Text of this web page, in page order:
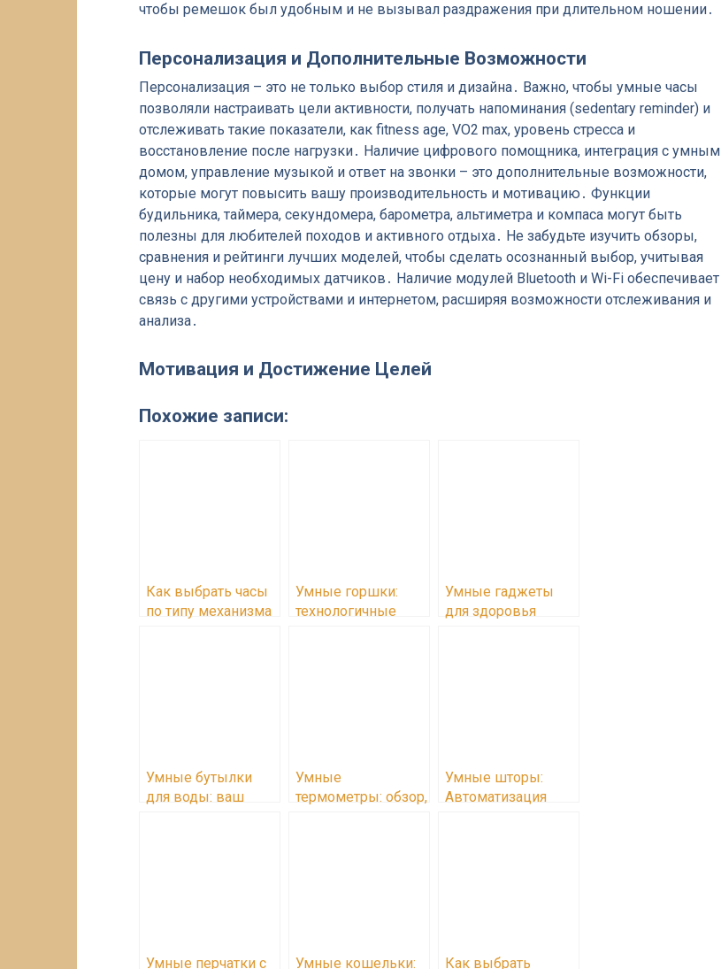
чтобы ремешок был удобным и не вызывал раздражения при длительном ношении․
Персонализация и Дополнительные Возможности
Персонализация – это не только выбор стиля и дизайна․ Важно, чтобы умные часы
позволяли настраивать цели активности, получать напоминания (sedentary reminder) и
отслеживать такие показатели, как fitness age, VO2 max, уровень стресса и
восстановление после нагрузки․ Наличие цифрового помощника, интеграция с умным
домом, управление музыкой и ответ на звонки – это дополнительные возможности,
которые могут повысить вашу производительность и мотивацию․ Функции
будильника, таймера, секундомера, барометра, альтиметра и компаса могут быть
полезны для любителей походов и активного отдыха․ Не забудьте изучить обзоры,
сравнения и рейтинги лучших моделей, чтобы сделать осознанный выбор, учитывая
цену и набор необходимых датчиков․ Наличие модулей Bluetooth и Wi-Fi обеспечивает
связь с другими устройствами и интернетом, расширяя возможности отслеживания и
анализа․
Мотивация и Достижение Целей
Похожие записи:
Как выбрать часы
по типу механизма
Умные горшки:
технологичные
Умные гаджеты
для здоровья
Умные бутылки
для воды: ваш
Умные
термометры: обзор,
Умные шторы:
Автоматизация
Умные перчатки с Умные кошельки: Как выбрать